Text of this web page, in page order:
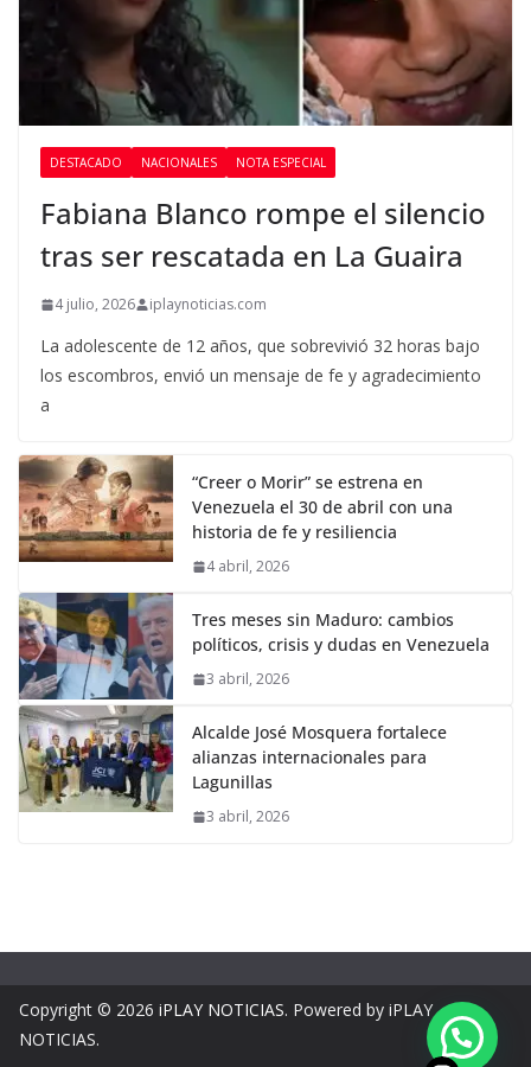
DESTACADO NACIONALES NOTA ESPECIAL
Fabiana Blanco rompe el silencio
tras ser rescatada en La Guaira
4 julio, 2026 iplaynoticias.com
La adolescente de 12 años, que sobrevivió 32 horas bajo
los escombros, envió un mensaje de fe y agradecimiento
a
“Creer o Morir” se estrena en
Venezuela el 30 de abril con una
historia de fe y resiliencia
4 abril, 2026
Tres meses sin Maduro: cambios
políticos, crisis y dudas en Venezuela
3 abril, 2026
Alcalde José Mosquera fortalece
alianzas internacionales para
Lagunillas
3 abril, 2026
Copyright © 2026 iPLAY NOTICIAS. Powered by iPLAY
NOTICIAS.